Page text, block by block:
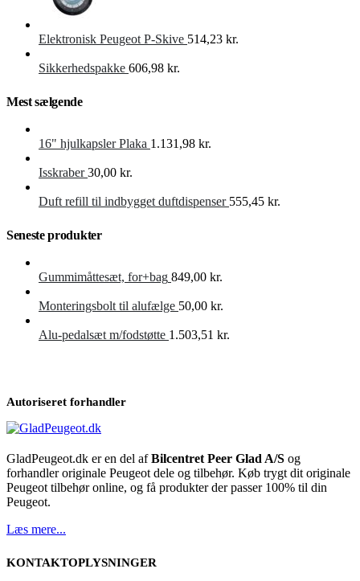
Elektronisk Peugeot P-Skive 514,23 kr.
Sikkerhedspakke 606,98 kr.
Mest sælgende
16" hjulkapsler Plaka 1.131,98 kr.
Isskraber 30,00 kr.
Duft refill til indbygget duftdispenser 555,45 kr.
Seneste produkter
Gummimåttesæt, for+bag 849,00 kr.
Monteringsbolt til alufælge 50,00 kr.
Alu-pedalsæt m/fodstøtte 1.503,51 kr.
Autoriseret forhandler
GladPeugeot.dk er en del afBilcentret Peer Glad A/S og
forhandler originale Peugeot dele og tilbehør. Køb trygt dit originale
Peugeot tilbehør online, og få produkter der passer 100% til din
Peugeot.
Læs mere...
KONTAKTOPLYSNINGER